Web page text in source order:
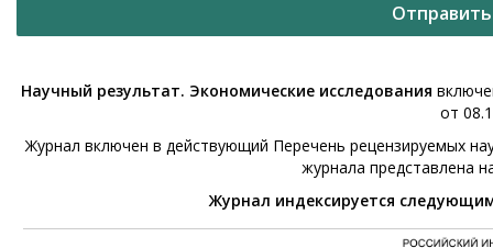
Научный результат. Экономические исследования
от
Журнал включен в действующий Перечень рецензируемых
журнала представлена
Журнал индексируется